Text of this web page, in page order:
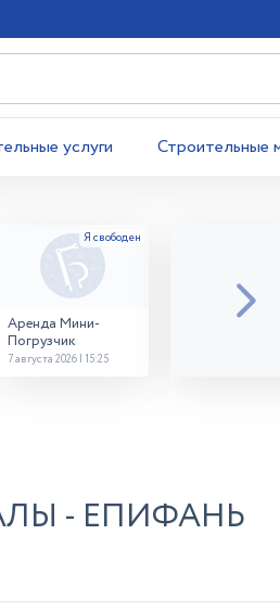
услуги Строительные
Аренда Мини-
Погрузчик
7 августа 2026 | 15:25
- ЕПИФАНЬ